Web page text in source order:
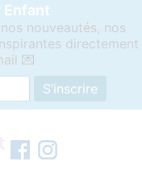
nouveautés, nos
directement
💌